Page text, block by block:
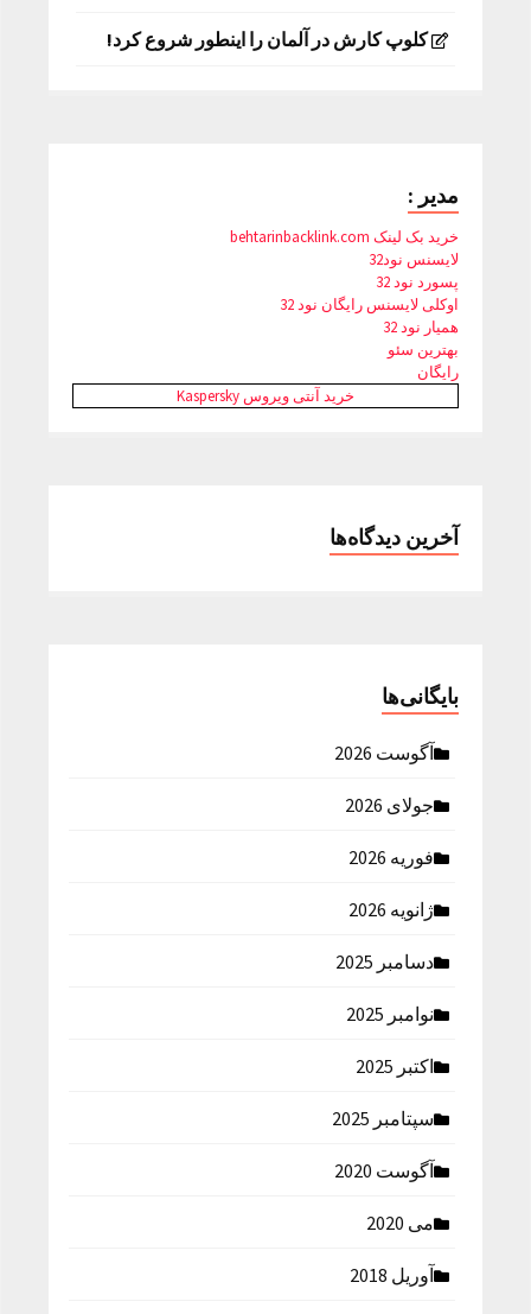
کلوپ کارش در آلمان را اینطور شروع کرد!
مدیر :
خرید بک لینک behtarinbacklink.com
لایسنس نود32
پسورد نود 32
اوکلی لایسنس رایگان نود 32
همیار نود 32
بهترین سئو
رایگان
خرید آنتی ویروس Kaspersky
آخرین دیدگاه‌ها
بایگانی‌ها
آگوست 2026
جولای 2026
فوریه 2026
ژانویه 2026
دسامبر 2025
نوامبر 2025
اکتبر 2025
سپتامبر 2025
آگوست 2020
می 2020
آوریل 2018